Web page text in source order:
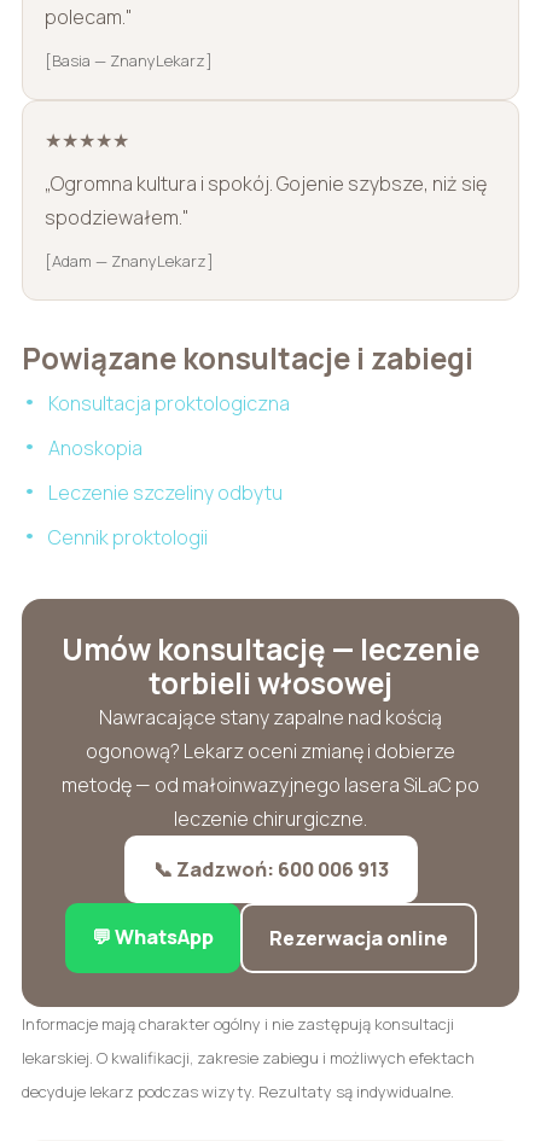
polecam."
[Basia — ZnanyLekarz]
★★★★★
„Ogromna kultura i spokój. Gojenie szybsze, niż się
spodziewałem."
[Adam — ZnanyLekarz]
Powiązane konsultacje i zabiegi
Konsultacja proktologiczna
Anoskopia
Leczenie szczeliny odbytu
Cennik proktologii
Umów konsultację — leczenie
torbieli włosowej
Nawracające stany zapalne nad kością
ogonową? Lekarz oceni zmianę i dobierze
metodę — od małoinwazyjnego lasera SiLaC po
leczenie chirurgiczne.
📞 Zadzwoń: 600 006 913
💬 WhatsApp Rezerwacja online
Informacje mają charakter ogólny i nie zastępują konsultacji
lekarskiej. O kwalifikacji, zakresie zabiegu i możliwych efektach
decyduje lekarz podczas wizyty. Rezultaty są indywidualne.